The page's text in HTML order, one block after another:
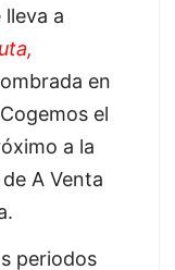
a
en
el
a la
A Venta
periodos